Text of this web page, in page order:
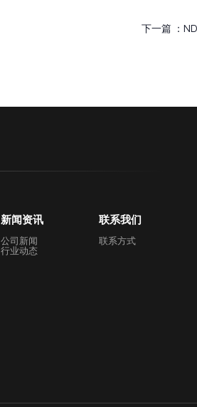
下一篇 ：
新闻资讯
公司新闻
行业动态
联系我们
联系方式